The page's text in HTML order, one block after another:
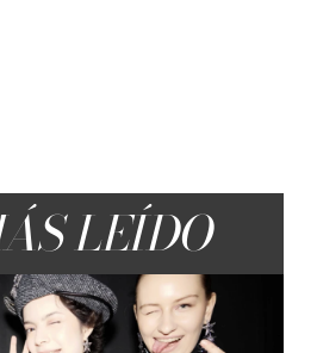
LEÍDO